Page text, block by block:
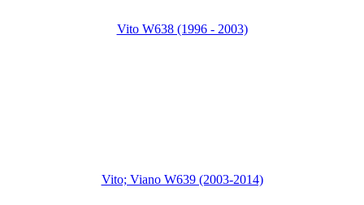
Vito W638 (1996 - 2003)
Vito; Viano W639 (2003-2014)